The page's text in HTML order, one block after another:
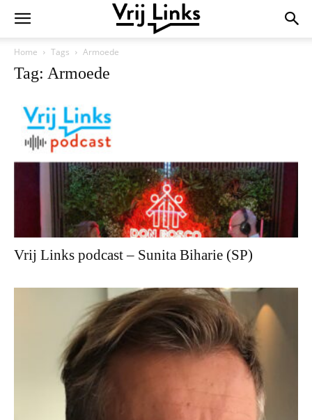
Home Tags Armoede
Tag: Armoede
Vrij Links podcast – Sunita Biharie (SP)